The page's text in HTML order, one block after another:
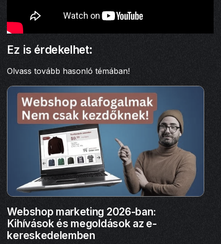
Ez is érdekelhet:
Olvass tovább hasonló témában!
Webshop marketing 2026-ban:
Kihívások és megoldások az e-
kereskedelemben